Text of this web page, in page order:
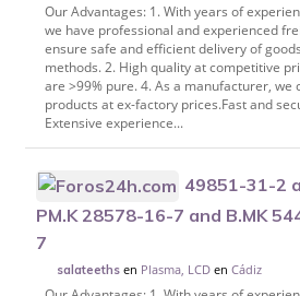
Our Advantages: 1. With years of
we have professional and experienced
ensure safe and efficient delivery of
methods. 2. High quality at competitive
are >99% pure. 4. As a manufacturer, we
products at ex-factory prices.Fast and
Extensive experience...
49851-31-2
PM.K 28578-16-7 and B.MK
7
salateeths en Plasma, LCD enCádiz